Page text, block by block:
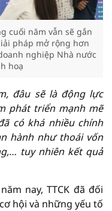
cuối năm vẫn sẽ gắn
pháp mở rộng hơn
nghiệp Nhà nước
hoạ
đâu sẽ là động lực
phát triển mạnh mẽ
có khá nhiều chính
hành như thoái vốn
tuy nhiên kết quả
nay, TTCK đã đối
hội và những yếu tố